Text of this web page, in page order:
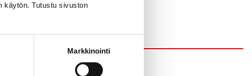
käytön. Tutustu sivuston
Markkinointi